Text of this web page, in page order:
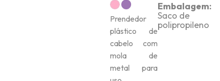
Prendedor
plástico de
cabelo com
mola de
metal para
Embalagem:
Saco de
polipropileno